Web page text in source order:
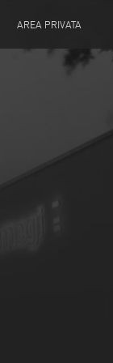
AREA PRIVATA